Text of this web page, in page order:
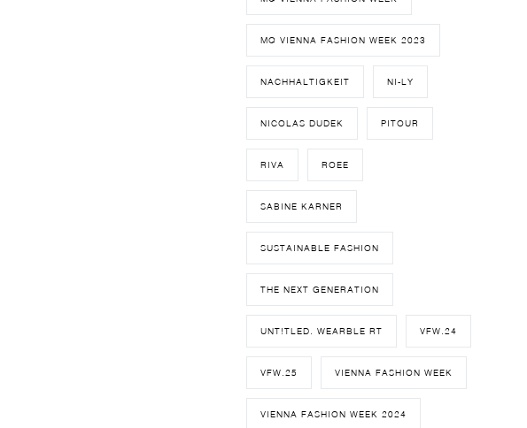
MQ VIENNA FASHION WEEK 2023
NACHHALTIGKEIT NI-LY
NICOLAS DUDEK PITOUR
RIVA ROEE
SABINE KARNER
SUSTAINABLE FASHION
THE NEXT GENERATION
UNT!TLED. WEARBLE RT VFW.24
VFW.25 VIENNA FASHION WEEK
VIENNA FASHION WEEK 2024